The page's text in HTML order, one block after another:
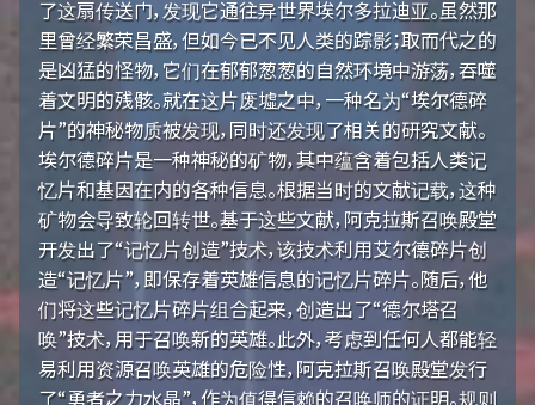
了这扇传送门，发现它通往异世界埃尔多拉迪亚。虽然那
里曾经繁荣昌盛，但如今已不见人类的踪影；取而代之的
是凶猛的怪物，它们在郁郁葱葱的自然环境中游荡，吞噬
着文明的残骸。就在这片废墟之中，一种名为“埃尔德碎
片”的神秘物质被发现，同时还发现了相关的研究文献。
埃尔德碎片是一种神秘的矿物，其中蕴含着包括人类记
忆片和基因在内的各种信息。根据当时的文献记载，这种
矿物会导致轮回转世。基于这些文献，阿克拉斯召唤殿堂
开发出了“记忆片创造”技术，该技术利用艾尔德碎片创
造“记忆片”，即保存着英雄信息的记忆片碎片。随后，他
们将这些记忆片碎片组合起来，创造出了“德尔塔召
唤”技术，用于召唤新的英雄。此外，考虑到任何人都能轻
易利用资源召唤英雄的危险性，阿克拉斯召唤殿堂发行
了“勇者之力水晶”，作为值得信赖的召唤师的证明。规则